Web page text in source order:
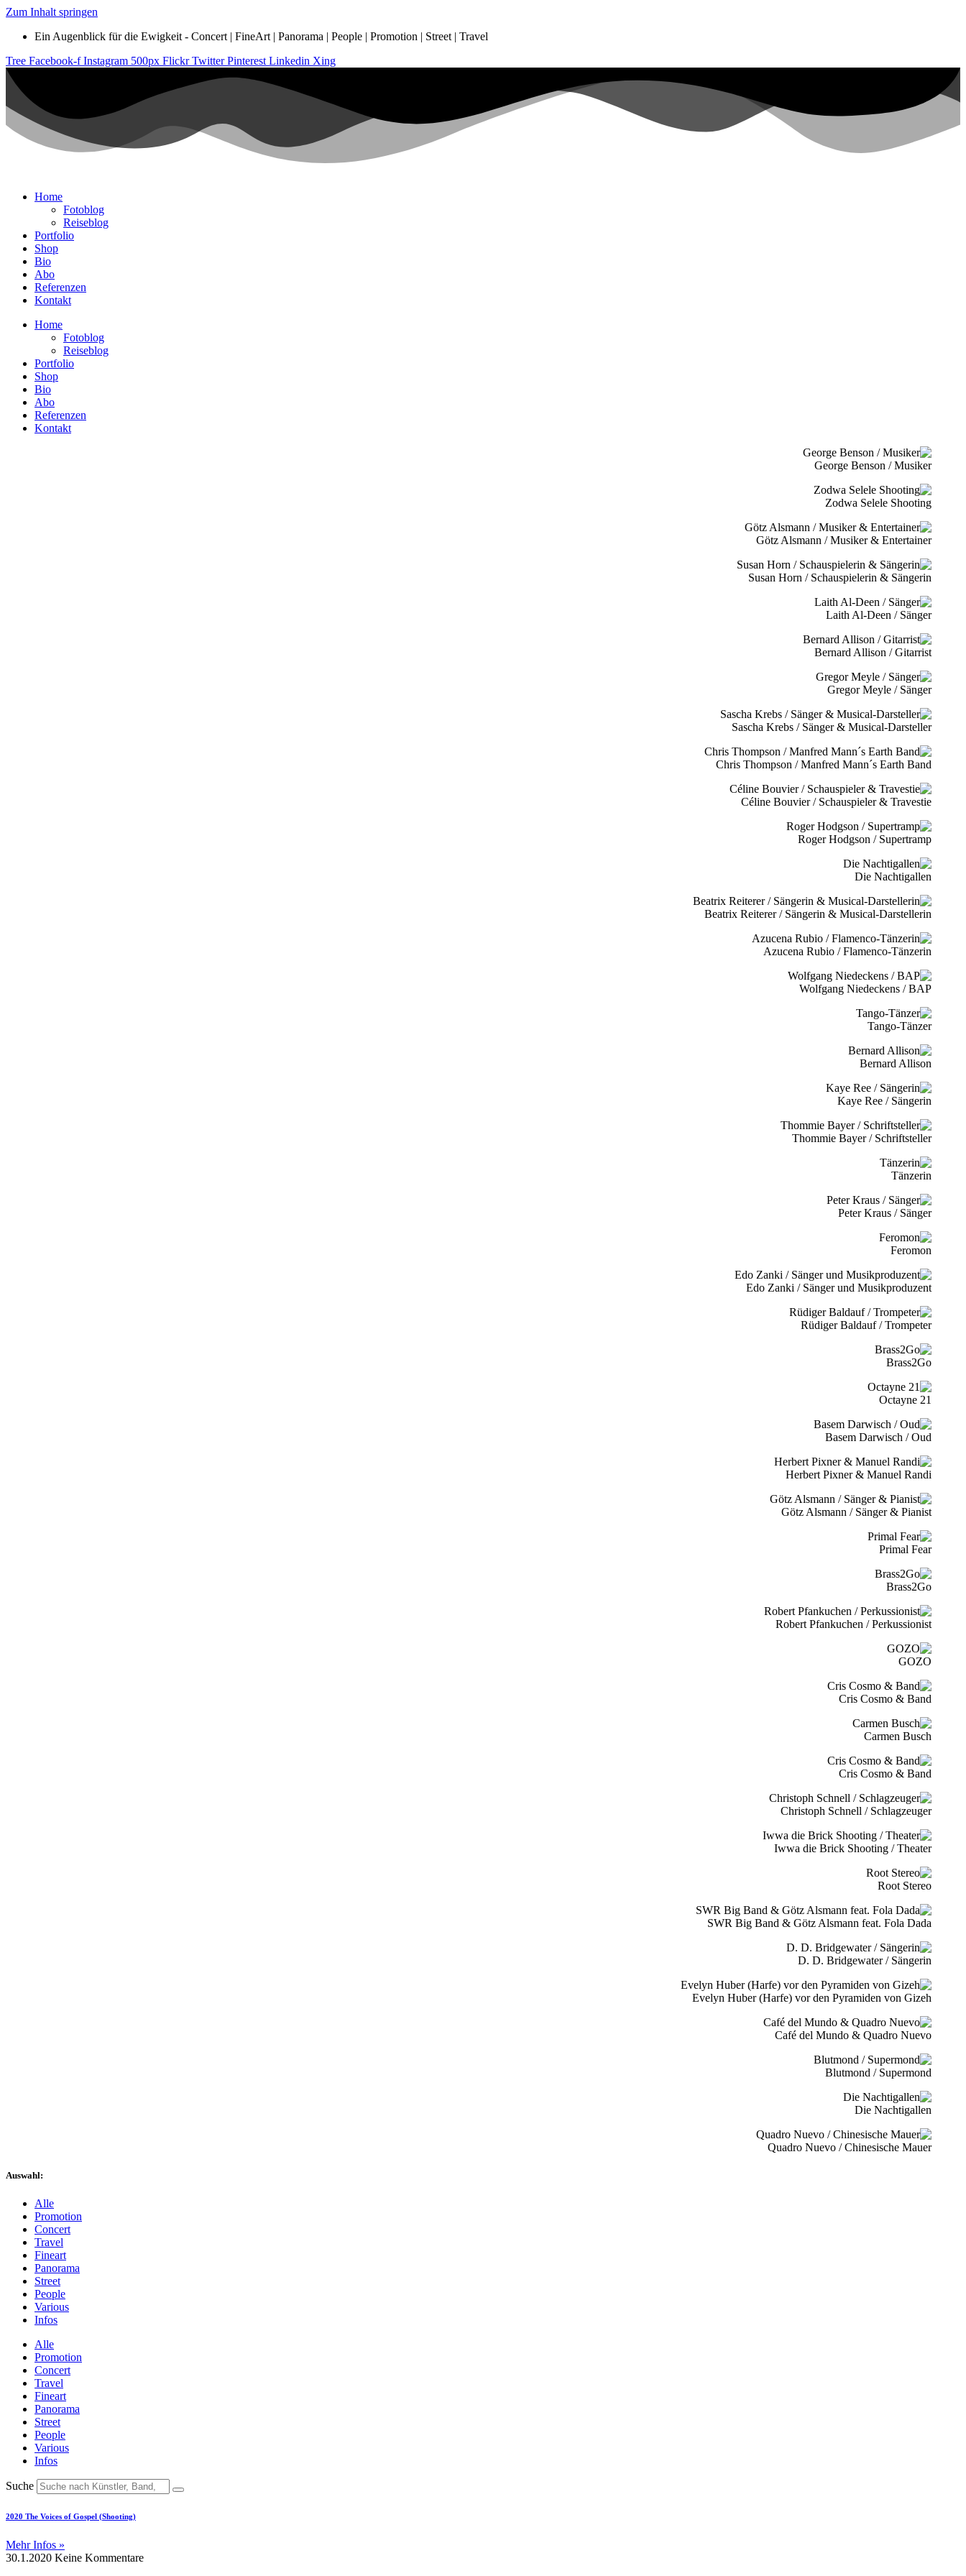
Zum Inhalt springen
Ein Augenblick für die Ewigkeit - Concert | FineArt | Panorama | People | Promotion | Street | Travel
Tree Facebook-f Instagram 500px Flickr Twitter Pinterest Linkedin Xing
Home
Fotoblog
Reiseblog
Portfolio
Shop
Bio
Abo
Referenzen
Kontakt
Home
Fotoblog
Reiseblog
Portfolio
Shop
Bio
Abo
Referenzen
Kontakt
George Benson / Musiker
Zodwa Selele Shooting
Götz Alsmann / Musiker & Entertainer
Susan Horn / Schauspielerin & Sängerin
Laith Al-Deen / Sänger
Bernard Allison / Gitarrist
Gregor Meyle / Sänger
Sascha Krebs / Sänger & Musical-Darsteller
Chris Thompson / Manfred Mann´s Earth Band
Céline Bouvier / Schauspieler & Travestie
Roger Hodgson / Supertramp
Die Nachtigallen
Beatrix Reiterer / Sängerin & Musical-Darstellerin
Azucena Rubio / Flamenco-Tänzerin
Wolfgang Niedeckens / BAP
Tango-Tänzer
Bernard Allison
Kaye Ree / Sängerin
Thommie Bayer / Schriftsteller
Tänzerin
Peter Kraus / Sänger
Feromon
Edo Zanki / Sänger und Musikproduzent
Rüdiger Baldauf / Trompeter
Brass2Go
21 Octayne
Basem Darwisch / Oud
Herbert Pixner & Manuel Randi
Götz Alsmann / Sänger & Pianist
Primal Fear
Brass2Go
Robert Pfankuchen / Perkussionist
GOZO
Cris Cosmo & Band
Carmen Busch
Cris Cosmo & Band
Christoph Schnell / Schlagzeuger
Iwwa die Brick Shooting / Theater
Root Stereo
SWR Big Band & Götz Alsmann feat. Fola Dada
D. D. Bridgewater / Sängerin
Evelyn Huber (Harfe) vor den Pyramiden von Gizeh
Café del Mundo & Quadro Nuevo
Blutmond / Supermond
Die Nachtigallen
Quadro Nuevo / Chinesische Mauer
Auswahl:
Alle
Promotion
Concert
Travel
Fineart
Panorama
Street
People
Various
Infos
Alle
Promotion
Concert
Travel
Fineart
Panorama
Street
People
Various
Infos
Suche
2020 The Voices of Gospel (Shooting)
Mehr Infos »
30.1.2020 Keine Kommentare